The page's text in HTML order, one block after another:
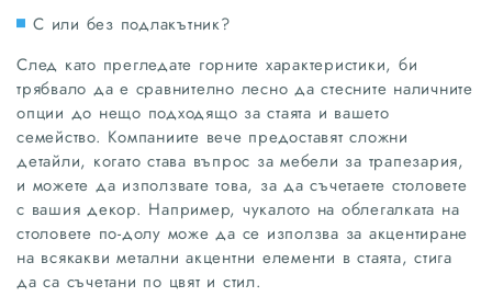
С или без подлакътник?
След като прегледате горните характеристики, би
трябвало да е сравнително лесно да стесните наличните
опции до нещо подходящо за стаята и вашето
семейство. Компаниите вече предоставят сложни
детайли, когато става въпрос за мебели за трапезария,
и можете да използвате това, за да съчетаете столовете
с вашия декор. Например, чукалото на облегалката на
столовете по-долу може да се използва за акцентиране
на всякакви метални акцентни елементи в стаята, стига
да са съчетани по цвят и стил.